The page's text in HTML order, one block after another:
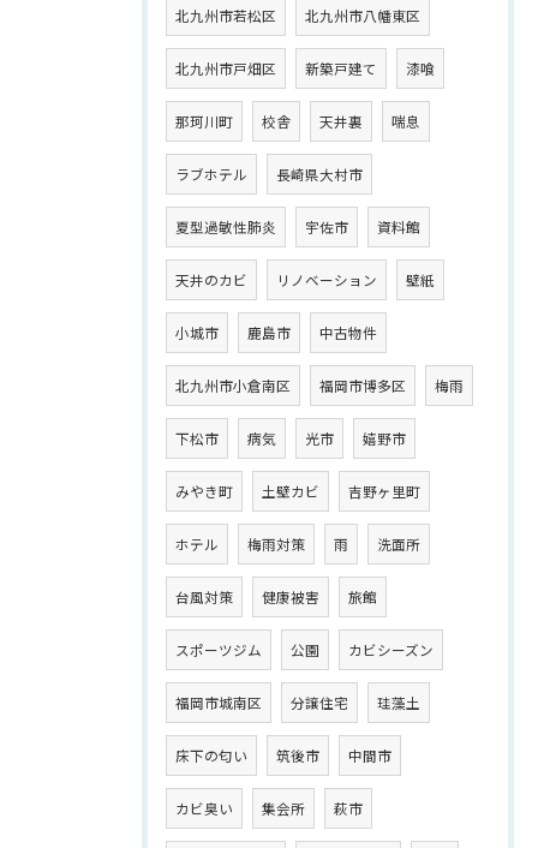
北九州市若松区 北九州市八幡東区
北九州市戸畑区 新築戸建て 漆喰
那珂川町 校舎 天井裏 喘息
ラブホテル 長崎県大村市
夏型過敏性肺炎 宇佐市 資料館
天井のカビ リノベーション 壁紙
小城市 鹿島市 中古物件
北九州市小倉南区 福岡市博多区 梅雨
下松市 病気 光市 嬉野市
みやき町 土壁カビ 吉野ヶ里町
ホテル 梅雨対策 雨 洗面所
台風対策 健康被害 旅館
スポーツジム 公園 カビシーズン
福岡市城南区 分譲住宅 珪藻土
床下の匂い 筑後市 中間市
カビ臭い 集会所 萩市